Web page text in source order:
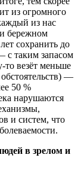
из огромного
из нас
бережном
сохранить до
с таким запасом
везёт меньше
—
50 %
нарушаются
и систем, что
в зрелом и